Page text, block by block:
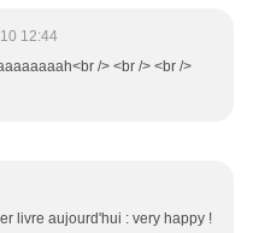
12:44
/> <br /> <br />
livre aujourd'hui : very happy !